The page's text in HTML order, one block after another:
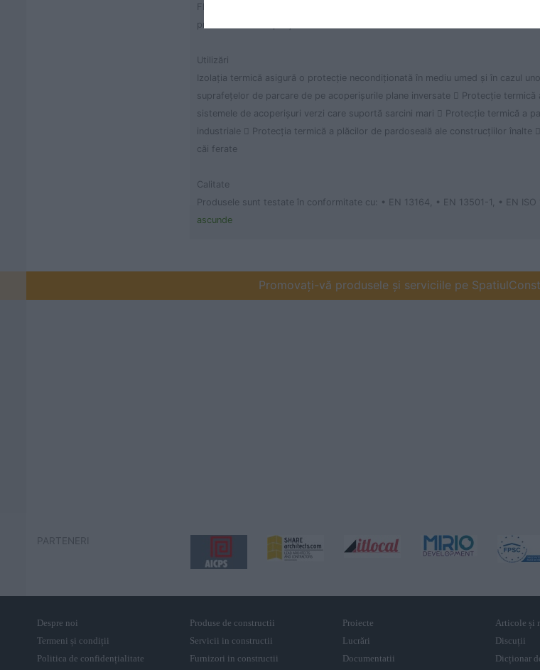
FIBRANxps 400-L este o placă de izolare termică realizată din polistiren
preveni formarea punţilor termice.
Utilizări
Izolaţia termică asigură o protecţie necondiţionată în mediu umed şi în cazul
suprafeţelor de parcare de pe acoperişurile plane inversate  Protecţie
sistemele de acoperişuri verzi care suportă sarcini mari  Protecţie termică a
industriale  Protecţia termică a plăcilor de pardoseală ale construcţiilor
căi ferate
Calitate
Produsele sunt testate în conformitate cu: • EN 13164, • EN 13501-1, • EN
ascunde
Promovați-vă produsele și serviciile pe
PARTENERI
Despre noi
Termeni și condiții
Politica de confidențialitate
Produse de constructii
Servicii in constructii
Furnizori in constructii
Proiecte
Lucrări
Documentatii
Articole și
Discuții
Dicționar